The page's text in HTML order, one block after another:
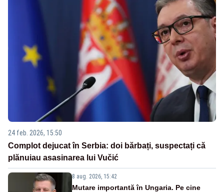
24 feb. 2026, 15:50
Complot dejucat în Serbia: doi bărbați, suspectați că
plănuiau asasinarea lui Vučić
8 aug. 2026, 15:42
Mutare importantă în Ungaria. Pe cine